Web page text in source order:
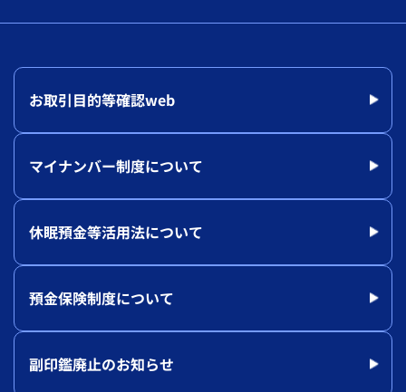
お取引目的等確認web
マイナンバー制度について
休眠預金等活用法について
預金保険制度について
副印鑑廃止のお知らせ